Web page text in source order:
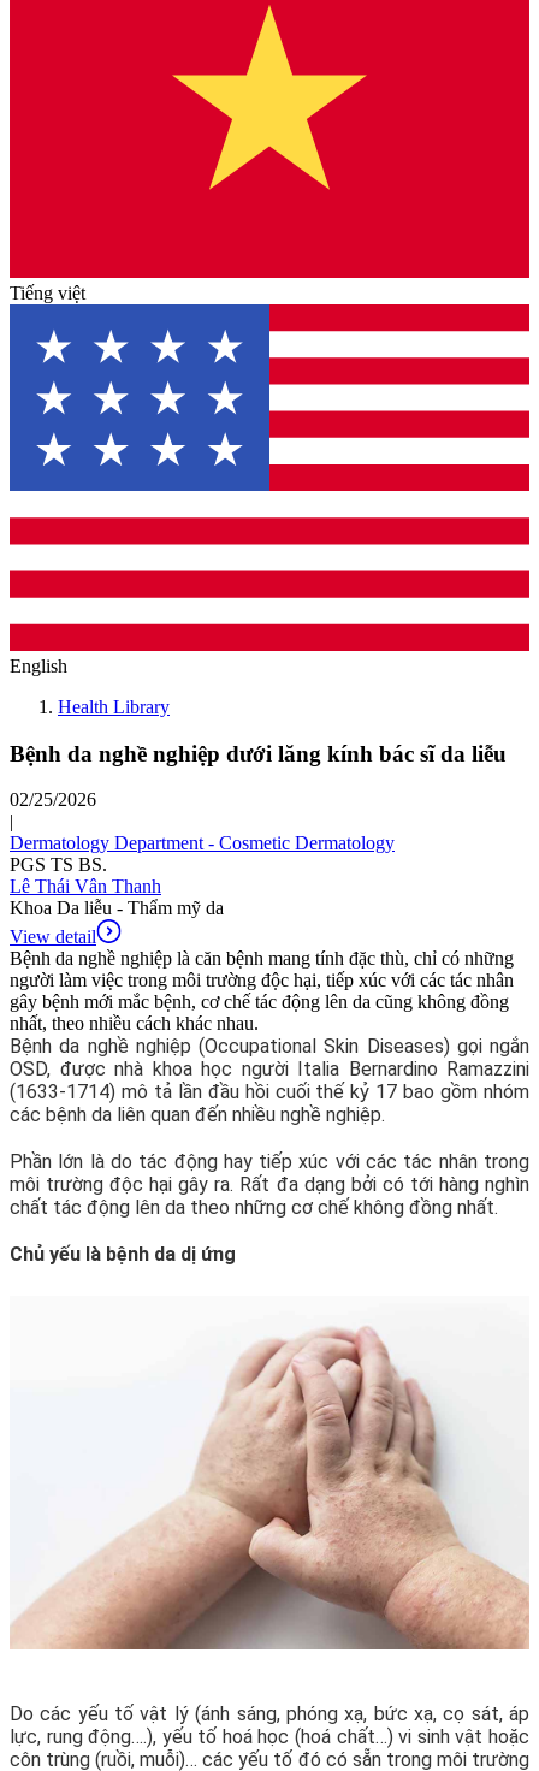
Tiếng việt
English
Health Library
Bệnh da nghề nghiệp dưới lăng kính bác sĩ da liễu
02/25/2026
|
Dermatology Department - Cosmetic Dermatology
PGS TS BS.
Lê Thái Vân Thanh
Khoa Da liễu - Thẩm mỹ da
View detail
Bệnh da nghề nghiệp là căn bệnh mang tính đặc thù, chỉ có những
người làm việc trong môi trường độc hại, tiếp xúc với các tác nhân
gây bệnh mới mắc bệnh, cơ chế tác động lên da cũng không đồng
nhất, theo nhiều cách khác nhau.
Bệnh da nghề nghiệp (Occupational Skin Diseases) gọi ngắn
OSD, được nhà khoa học người Italia Bernardino Ramazzini
(1633-1714) mô tả lần đầu hồi cuối thế kỷ 17 bao gồm nhóm
các bệnh da liên quan đến nhiều nghề nghiệp.
Phần lớn là do tác động hay tiếp xúc với các tác nhân trong
môi trường độc hại gây ra. Rất đa dạng bởi có tới hàng nghìn
chất tác động lên da theo những cơ chế không đồng nhất.
Chủ yếu là bệnh da dị ứng
Do các yếu tố vật lý (ánh sáng, phóng xạ, bức xạ, cọ sát, áp
lực, rung động….), yếu tố hoá học (hoá chất…) vi sinh vật hoặc
côn trùng (ruồi, muỗi)… các yếu tố đó có sẵn trong môi trường